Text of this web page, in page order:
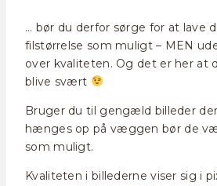
… bør du derfor sørge for at lave
filstørrelse som muligt – MEN
over kvaliteten. Og det er her at
blive svært
Bruger du til gengæld billeder
hænges op på væggen bør de
som muligt.
Kvaliteten i billederne viser sig i